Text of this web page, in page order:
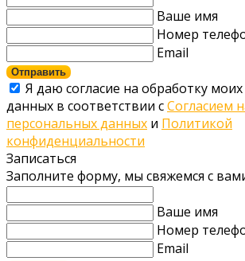
Ваше имя
Номер
Email
Отправить
Я даю согласие на обработку
данных в соответствии сСогласием
персональных данных и Политикой
конфиденциальности
Записаться
Заполните форму, мы свяжемся с
Ваше имя
Номер
Email